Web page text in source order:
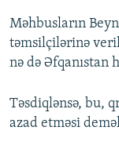
Məhbusların
təmsilçilərinə
nə də Əfqanıstan
Təsdiqlənsə, bu,
azad etməsi